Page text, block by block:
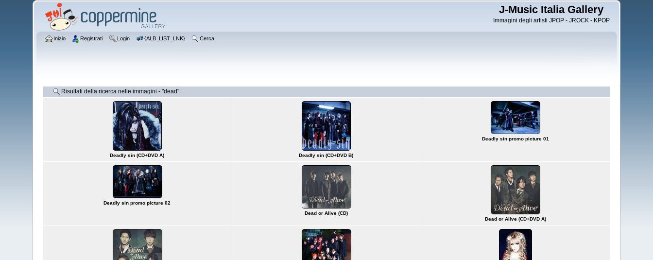
J-Music Italia Gallery
Immagini degli artisti JPOP - JROCK - KPOP
Inizio Registrati Login {ALB_LIST_LNK} Cerca
Risultati della ricerca nelle immagini - "dead"
Deadly sin (CD+DVD A) Deadly sin (CD+DVD B)
Deadly sin promo picture 01
Deadly sin promo picture 02
Dead or Alive (CD)
Dead or Alive (CD+DVD A)